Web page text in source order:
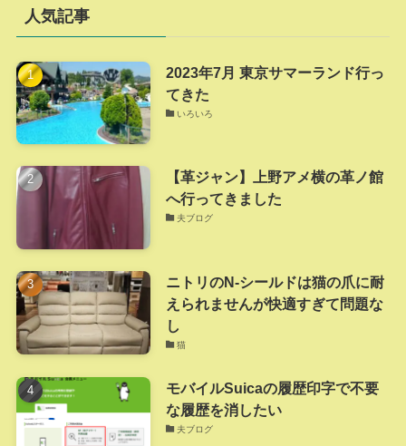
ー
人気記事
2023年7月 東京サマーランド行っ
てきた
いろいろ
【革ジャン】上野アメ横の革ノ館
へ行ってきました
夫ブログ
ニトリのN-シールドは猫の爪に耐
えられませんが快適すぎて問題な
し
猫
モバイルSuicaの履歴印字で不要
な履歴を消したい
夫ブログ